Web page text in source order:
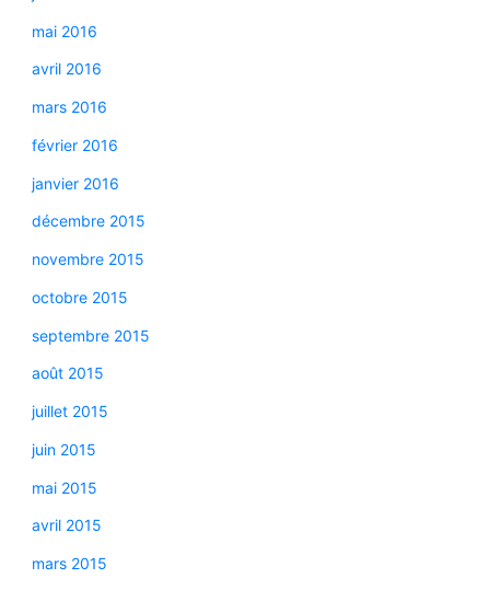
mai 2016
avril 2016
mars 2016
février 2016
janvier 2016
décembre 2015
novembre 2015
octobre 2015
septembre 2015
août 2015
juillet 2015
juin 2015
mai 2015
avril 2015
mars 2015